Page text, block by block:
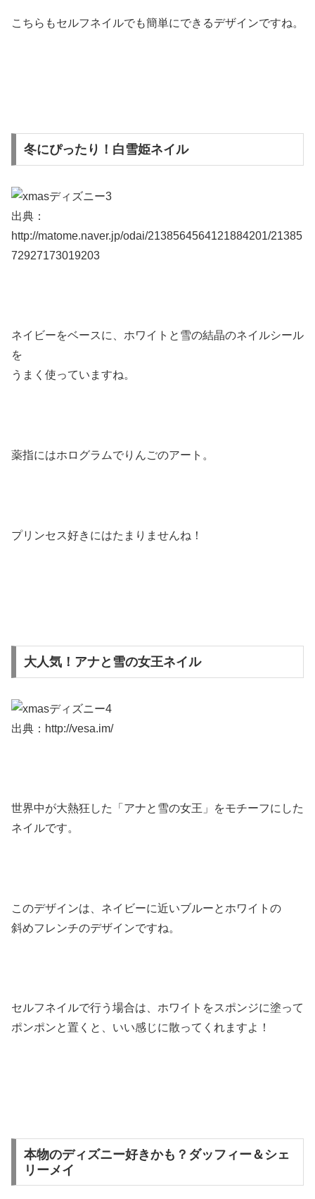
こちらもセルフネイルでも簡単にできるデザインですね。
冬にぴったり！白雪姫ネイル
出典：
http://matome.naver.jp/odai/2138564564121884201/21385
72927173019203
ネイビーをベースに、ホワイトと雪の結晶のネイルシール
を
うまく使っていますね。
薬指にはホログラムでりんごのアート。
プリンセス好きにはたまりませんね！
大人気！アナと雪の女王ネイル
出典：http://vesa.im/
世界中が大熱狂した 「アナと雪の女王」
をモチーフにした
ネイルです。
このデザインは、ネイビーに近いブルーとホワイトの
斜めフレンチのデザインですね。
セルフネイルで行う場合は、ホワイトをスポンジに塗って
ポンポンと置くと、いい感じに散ってくれますよ！
本物のディズニー好きかも？ダッフィー＆シェ
リーメイ